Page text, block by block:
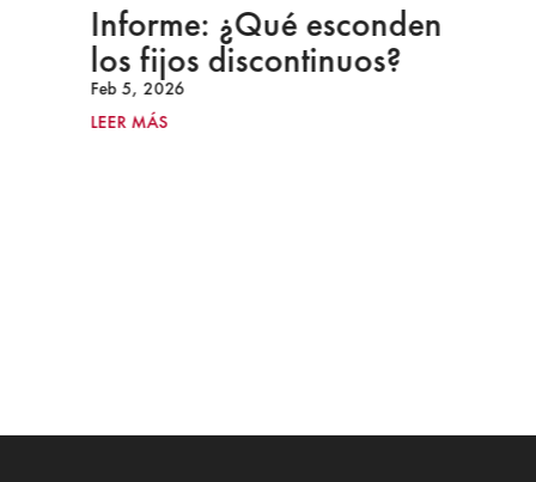
Informe: ¿Qué esconden
los fijos discontinuos?
Feb 5, 2026
LEER MÁS